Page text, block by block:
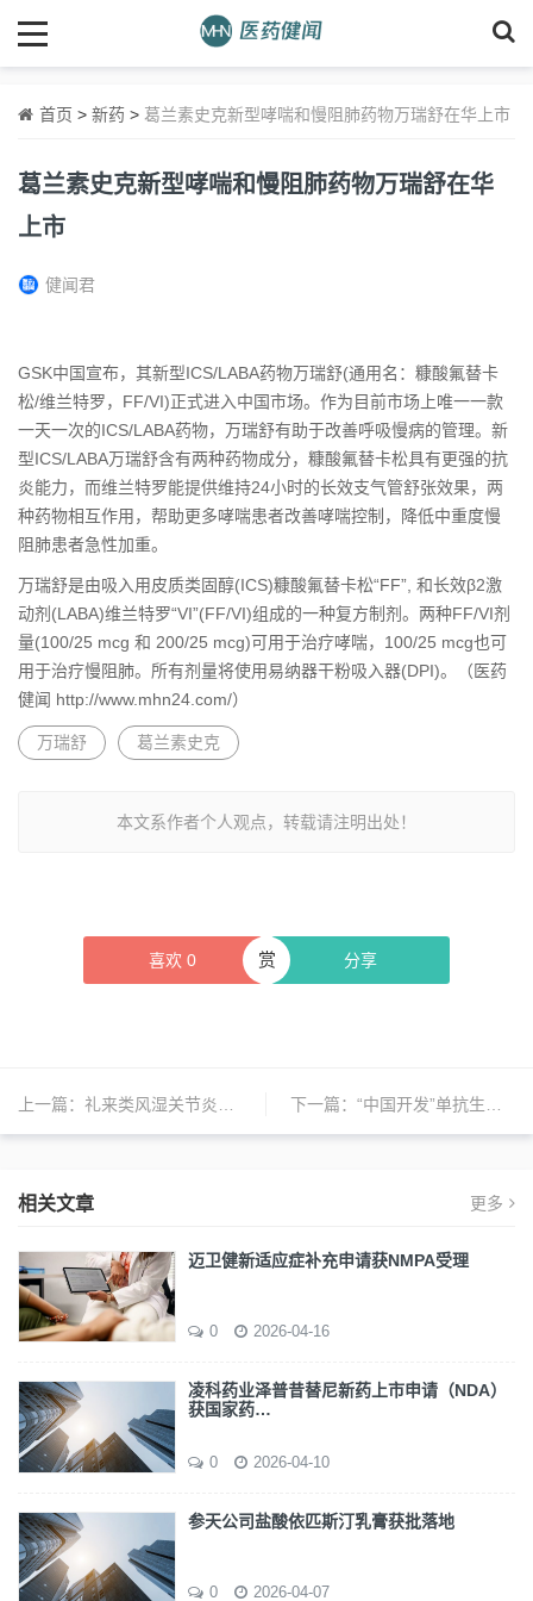
首页 > 新药 > 葛兰素史克新型哮喘和慢阻肺药物万瑞舒在华上市
葛兰素史克新型哮喘和慢阻肺药物万瑞舒在华
上市
健闻君
GSK中国宣布，其新型ICS/LABA药物万瑞舒(通用名：糠酸氟替卡
松/维兰特罗，FF/VI)正式进入中国市场。作为目前市场上唯一一款
一天一次的ICS/LABA药物，万瑞舒有助于改善呼吸慢病的管理。新
型ICS/LABA万瑞舒含有两种药物成分，糠酸氟替卡松具有更强的抗
炎能力，而维兰特罗能提供维持24小时的长效支气管舒张效果，两
种药物相互作用，帮助更多哮喘患者改善哮喘控制，降低中重度慢
阻肺患者急性加重。
万瑞舒是由吸入用皮质类固醇(ICS)糠酸氟替卡松“FF”, 和长效β2激
动剂(LABA)维兰特罗“VI”(FF/VI)组成的一种复方制剂。两种FF/VI剂
量(100/25 mcg 和 200/25 mcg)可用于治疗哮喘，100/25 mcg也可
用于治疗慢阻肺。所有剂量将使用易纳器干粉吸入器(DPI)。（医药
健闻 http://www.mhn24.com/）
万瑞舒 葛兰素史克
本文系作者个人观点，转载请注明出处！
喜欢 0 分享
赏
上一篇： 礼来类风湿关节炎新药在中国获批 下一篇： “中国开发”单抗生物类似药首获欧盟上市申请受理
相关文章 更多
迈卫健新适应症补充申请获NMPA受理
0 2026-04-16
凌科药业泽普昔替尼新药上市申请（NDA）
获国家药…
0 2026-04-10
参天公司盐酸依匹斯汀乳膏获批落地
0 2026-04-07